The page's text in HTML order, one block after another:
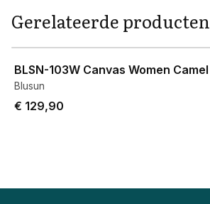
Gerelateerde producten
BLSN-103W Canvas Women Camel
Blusun
€ 129,90